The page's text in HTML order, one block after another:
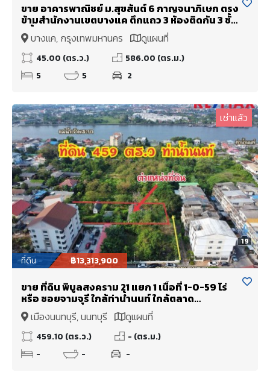
ขาย อาคารพาณิชย์ ม.สุขสันต์ 6 กาญจนาภิเษก ตรง
ข้ามสำนักงานเขตบางแค ตึกแถว 3 ห้องติดกัน 3 ชั้น
มีชั้นลอยดาดฟ้า ริมถนนเมน ทำเลค้าขาย ทำ
สำนักงาน โกดังเก็บของได้
บางแค, กรุงเทพมหานคร ดูแผนที่
45.00 (ตร.ว.)
586.00 (ตร.ม.)
5
5 2
19
เช่าแล้ว
ที่ดิน ฿13,313,900
ขาย ที่ดิน พิบูลสงคราม 21 แยก 1 เนื้อที่ 1-0-59 ไร่
หรือ ซอยจามจุรี ใกล้ท่าน้ำนนท์ ใกล้ตลาด
ประชาราษฎร์ เพียงตารางวาละ 29,000 บาท
เมืองนนทบุรี, นนทบุรี ดูแผนที่
459.10 (ตร.ว.)
- (ตร.ม.)
-
- -